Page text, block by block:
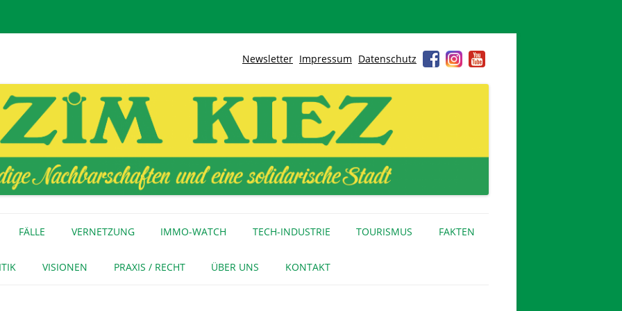
Newsletter Impressum Datenschutz
Inhalt
springen
MEDIENECHO
FÄLLE
GEWERBE
VERNETZUNG
INITIATIVEN
IMMO-WATCH TECH-INDUSTRIE TOURISMUS FAKTEN
VISIONEN PRAXIS / RECHT ÜBER UNS KONTAKT